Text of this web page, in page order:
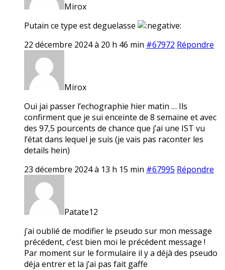
Mirox
Putain ce type est deguelasse
22 décembre 2024 à 20 h 46 min #67972 Répondre
Mirox
Oui jai passer l’echographie hier matin … Ils
confirment que je sui enceinte de 8 semaine et avec
des 97,5 pourcents de chance que j’ai une IST vu
l’état dans lequel je suis (je vais pas raconter les
details hein)
23 décembre 2024 à 13 h 15 min #67995 Répondre
Patate12
j’ai oublié de modifier le pseudo sur mon message
précédent, c’est bien moi le précédent message !
Par moment sur le formulaire il y a déjà des pseudo
déja entrer et la j’ai pas fait gaffe